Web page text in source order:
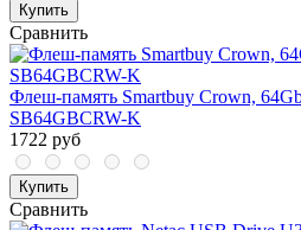
Купить
Сравнить
Флеш-память Smartbuy Crown,
SB64GBCRW-K
1722 руб
Купить
Сравнить